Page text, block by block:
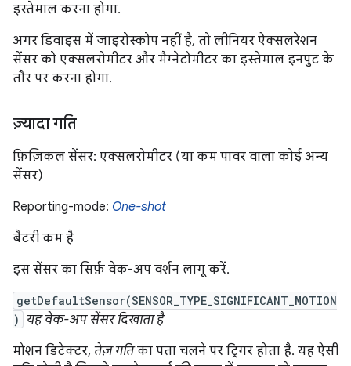
इस्तेमाल करना होगा.
अगर डिवाइस में जाइरोस्कोप नहीं है, तो लीनियर ऐक्सलरेशन
सेंसर को एक्सलरोमीटर और मैग्नेटोमीटर का इस्तेमाल इनपुट के
तौर पर करना होगा.
ज़्यादा गति
फ़िज़िकल सेंसर: एक्सलरोमीटर (या कम पावर वाला कोई अन्य
सेंसर)
Reporting-mode: One-shot
बैटरी कम है
इस सेंसर का सिर्फ़ वेक-अप वर्शन लागू करें.
getDefaultSensor(SENSOR_TYPE_SIGNIFICANT_MOTION
) यह वेक-अप सेंसर दिखाता है
मोशन डिटेक्टर, तेज़ गतिका पता चलने पर ट्रिगर होता है. यह ऐसी